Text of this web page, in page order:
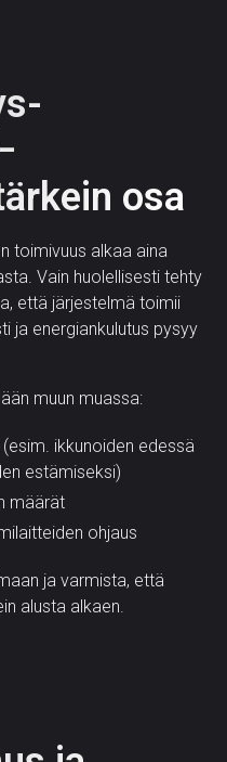
osa
toimivuus alkaa aina
Vain huolellisesti tehty
että järjestelmä toimii
ja energiankulutus pysyy
muun muassa:
ikkunoiden edessä
estämiseksi)
määrät
ohjaus
ja varmista, että
alusta alkaen.